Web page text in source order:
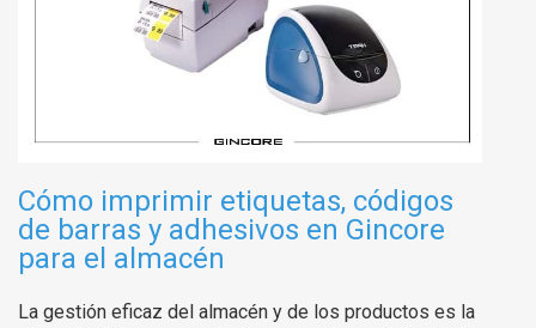
Cómo imprimir etiquetas, códigos
de barras y adhesivos en Gincore
para el almacén
La gestión eficaz del almacén y de los productos es la